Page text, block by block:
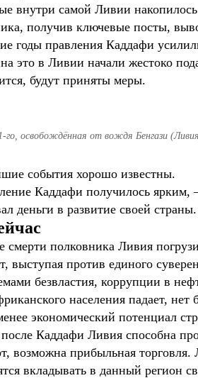
внутри самой Ливии
получив ключевые посты,
годы правления Каддафи
это в Ливии начали жестоко
будут приняты меры.
го, освобождённая от вождя Бенгази
события хорошо известны.
Каддафи получилось
деньги в развитие своей страны.
полковника Ливия
выступая против единого
безвластия, коррупции в
населения падает,
экономический потенциал
Каддафи Ливия способна
возможна прибыльная
вкладывать в данный регион